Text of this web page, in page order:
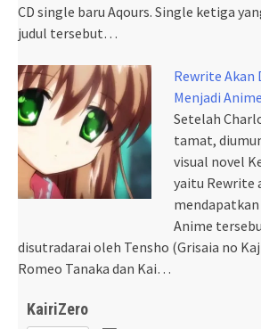
CD single baru Aqours. Single ketiga
judul tersebut…
Rewrite Akan
Menjadi
Setelah
tamat,
visual novel
yaitu Rewrite
Anime
disutradarai oleh Tensho (Grisaia no
Romeo Tanaka dan Kai…
KairiZero